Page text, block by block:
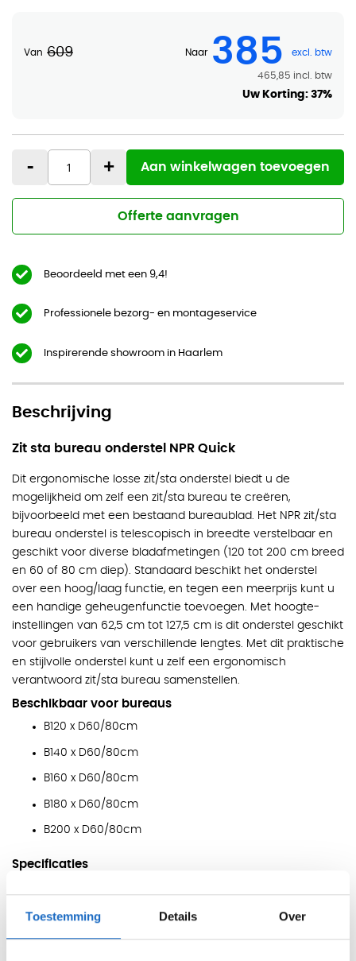
Toestemming Details Over
Naar 385
465,85
Van 609
Uw Korting:37%
- + Aan winkelwagen toevoegen
Offerte aanvragen
Beoordeeld met een 9,4!
Professionele bezorg- en montageservice
Inspirerende showroom in Haarlem
Beschrijving
Zit sta bureau onderstel NPR Quick
Dit ergonomische losse zit/sta onderstel biedt u de
mogelijkheid om zelf een zit/sta bureau te creëren,
bijvoorbeeld met een bestaand bureaublad. Het NPR zit/sta
bureau onderstel is telescopisch in breedte verstelbaar en
geschikt voor diverse bladafmetingen (120 tot 200 cm breed
en 60 of 80 cm diep). Standaard beschikt het onderstel
over een hoog/laag functie, en tegen een meerprijs kunt u
een handige geheugenfunctie toevoegen. Met hoogte-
instellingen van 62,5 cm tot 127,5 cm is dit onderstel geschikt
voor gebruikers van verschillende lengtes. Met dit praktische
en stijlvolle onderstel kunt u zelf een ergonomisch
verantwoord zit/sta bureau samenstellen.
Beschikbaar voor bureaus
B120 x D60/80cm
B140 x D60/80cm
B160 x D60/80cm
B180 x D60/80cm
B200 x D60/80cm
Specificaties
Draagkracht: Max 80kg
Luxe memory functie optioneel te bestellen